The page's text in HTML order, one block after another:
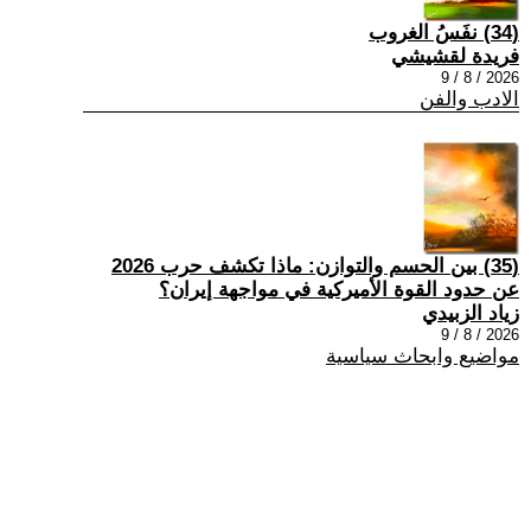
(34) نفَسُ الغروب
فريدة لقشيشي
2026 / 8 / 9
الادب والفن
(35) بين الحسم والتوازن: ماذا تكشف حرب 2026
عن حدود القوة الأميركية في مواجهة إيران؟
زياد الزبيدي
2026 / 8 / 9
مواضيع وابحاث سياسية